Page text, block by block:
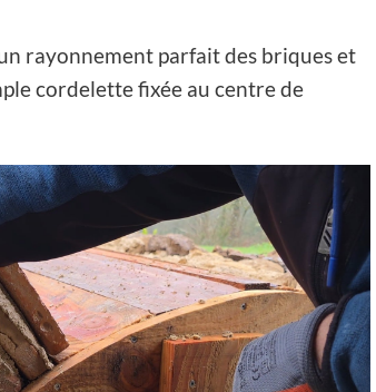
rayonnement parfait des briques et
cordelette fixée au centre de